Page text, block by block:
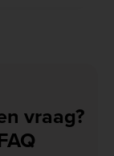
vraag?